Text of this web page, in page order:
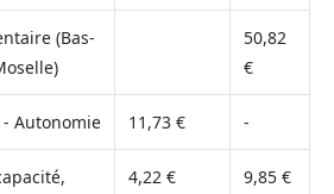
(Bas-
50,82
€
Autonomie 11,73 € -
4,22 € 9,85 €